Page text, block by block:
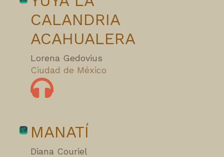
CALANDRIA
ACAHUALERA
Lorena Gedovius
Ciudad de México
MANATÍ
Diana Couriel